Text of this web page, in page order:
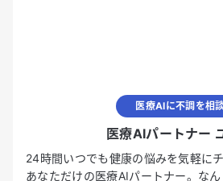
医療AIに不調を相
医療AIパートナー
24時間いつでも健康の悩みを気軽に
あなただけの医療AIパートナー。な